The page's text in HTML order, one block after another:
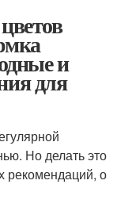
и
для
Но делать это
рекомендаций, о